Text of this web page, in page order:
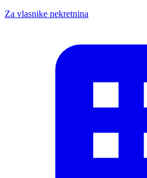
Za vlasnike nekretnina